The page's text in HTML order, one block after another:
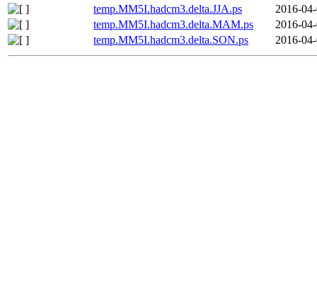
temp.MM5I.hadcm3.delta.JJA.ps
2016-
temp.MM5I.hadcm3.delta.MAM.ps
2016-
temp.MM5I.hadcm3.delta.SON.ps
2016-